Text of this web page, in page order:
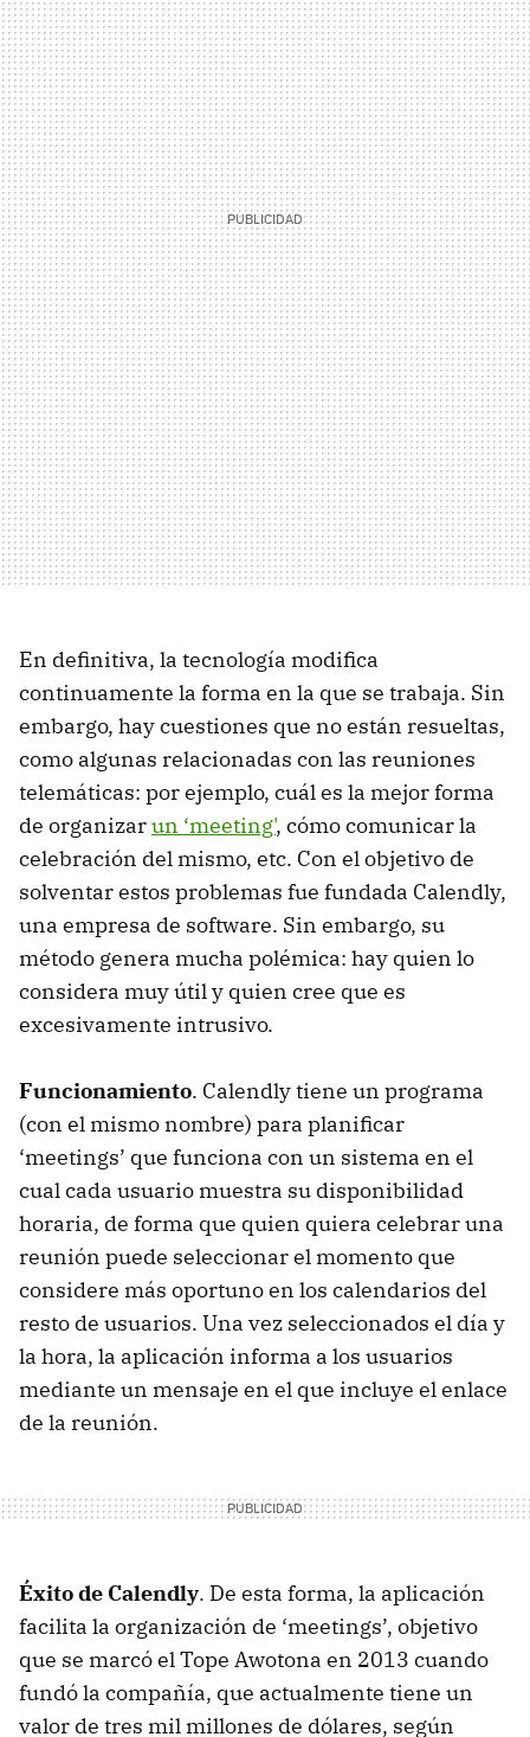
En definitiva, la tecnología modifica
continuamente la forma en la que se trabaja. Sin
embargo, hay cuestiones que no están resueltas,
como algunas relacionadas con las reuniones
telemáticas: por ejemplo, cuál es la mejor forma
de organizarun ‘meeting', cómo comunicar la
celebración del mismo, etc. Con el objetivo de
solventar estos problemas fue fundada Calendly,
una empresa de software. Sin embargo, su
método genera mucha polémica: hay quien lo
considera muy útil y quien cree que es
excesivamente intrusivo.
Funcionamiento. Calendly tiene un programa
(con el mismo nombre) para planificar
‘meetings’ que funciona con un sistema en el
cual cada usuario muestra su disponibilidad
horaria, de forma que quien quiera celebrar una
reunión puede seleccionar el momento que
considere más oportuno en los calendarios del
resto de usuarios. Una vez seleccionados el día y
la hora, la aplicación informa a los usuarios
mediante un mensaje en el que incluye el enlace
de la reunión.
Éxito de Calendly. De esta forma, la aplicación
facilita la organización de ‘meetings’, objetivo
que se marcó el Tope Awotona en 2013 cuando
fundó la compañía, que actualmente tiene un
valor de tres mil millones de dólares, según